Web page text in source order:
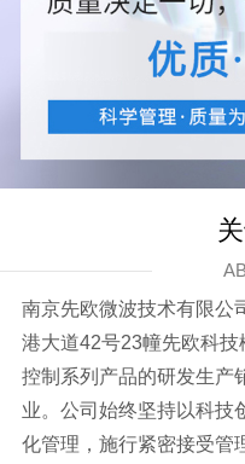
南京先欧微波技术有限公
港大道42号23幢先欧科
控制系列产品的研发生产
业。公司始终坚持以科技
化管理，施行紧密接受管